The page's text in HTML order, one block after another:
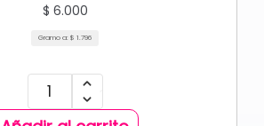
$ 6.000
Gramo a: $ 1.796